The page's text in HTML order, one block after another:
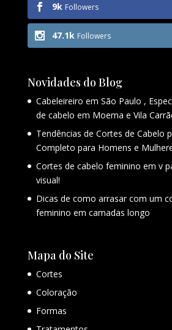
9k Followers
47.1k Followers
Novidades do Blog
Cabeleireiro em São Paulo ,
de cabelo em Moema e Vila
Tendências de Cortes de Cabelo
Completo para Homens e
Cortes de cabelo feminino em v
visual!
Dicas de como arrasar com um
feminino em camadas longo
Mapa do Site
Cortes
Coloração
Formas